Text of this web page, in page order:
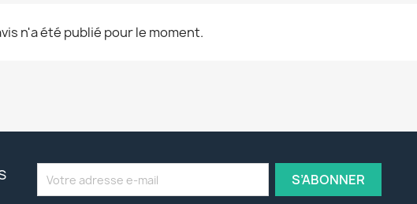
n'a été publié pour le moment.